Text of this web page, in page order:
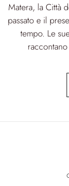
Matera, la Città
passato e il
tempo. Le